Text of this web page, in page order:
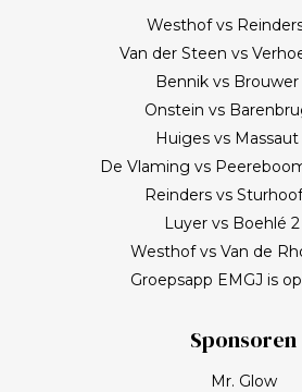
Westhof vs
Van der Steen vs
Bennik vs Brouwer
Onstein vs
Huiges vs Massaut
De Vlaming vs
Reinders vs
Luyer vs Boehlé
Westhof vs Van de
Groepsapp EMGJ is
Sponsoren
Mr. Glow